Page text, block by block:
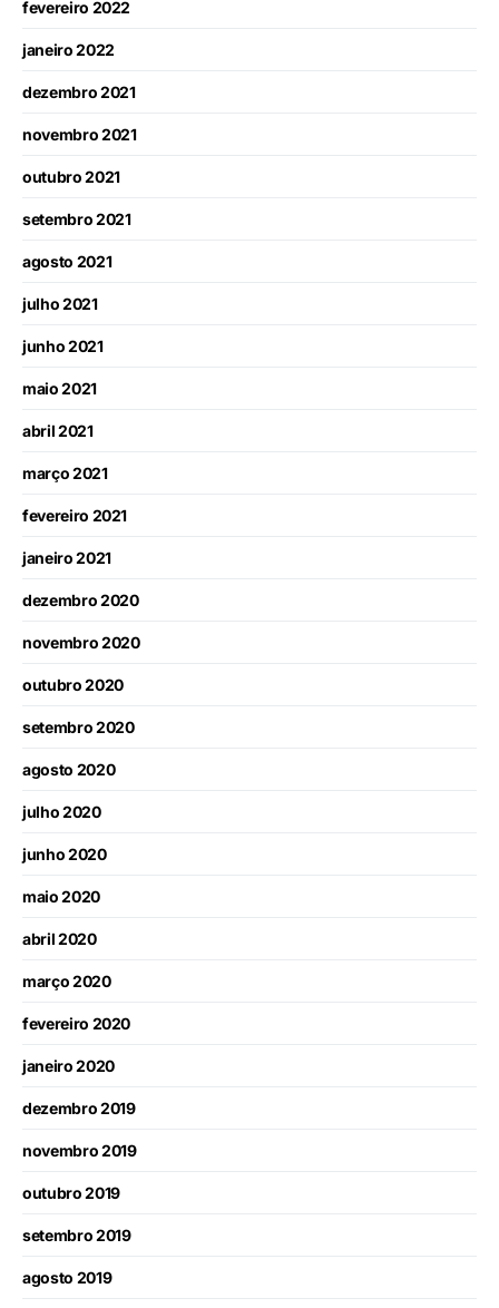
fevereiro 2022
janeiro 2022
dezembro 2021
novembro 2021
outubro 2021
setembro 2021
agosto 2021
julho 2021
junho 2021
maio 2021
abril 2021
março 2021
fevereiro 2021
janeiro 2021
dezembro 2020
novembro 2020
outubro 2020
setembro 2020
agosto 2020
julho 2020
junho 2020
maio 2020
abril 2020
março 2020
fevereiro 2020
janeiro 2020
dezembro 2019
novembro 2019
outubro 2019
setembro 2019
agosto 2019